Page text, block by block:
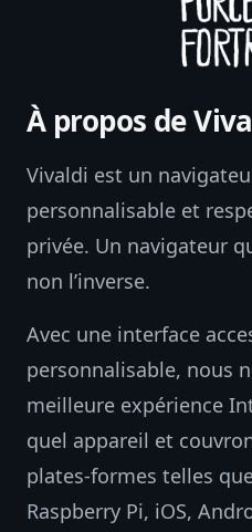
À propos de
Vivaldi est un
personnalisable et
privée. Un navigateur
non l’inverse.
Avec une interface
personnalisable, nous
meilleure expérience
quel appareil et
plates-formes telles
Raspberry Pi, iOS,